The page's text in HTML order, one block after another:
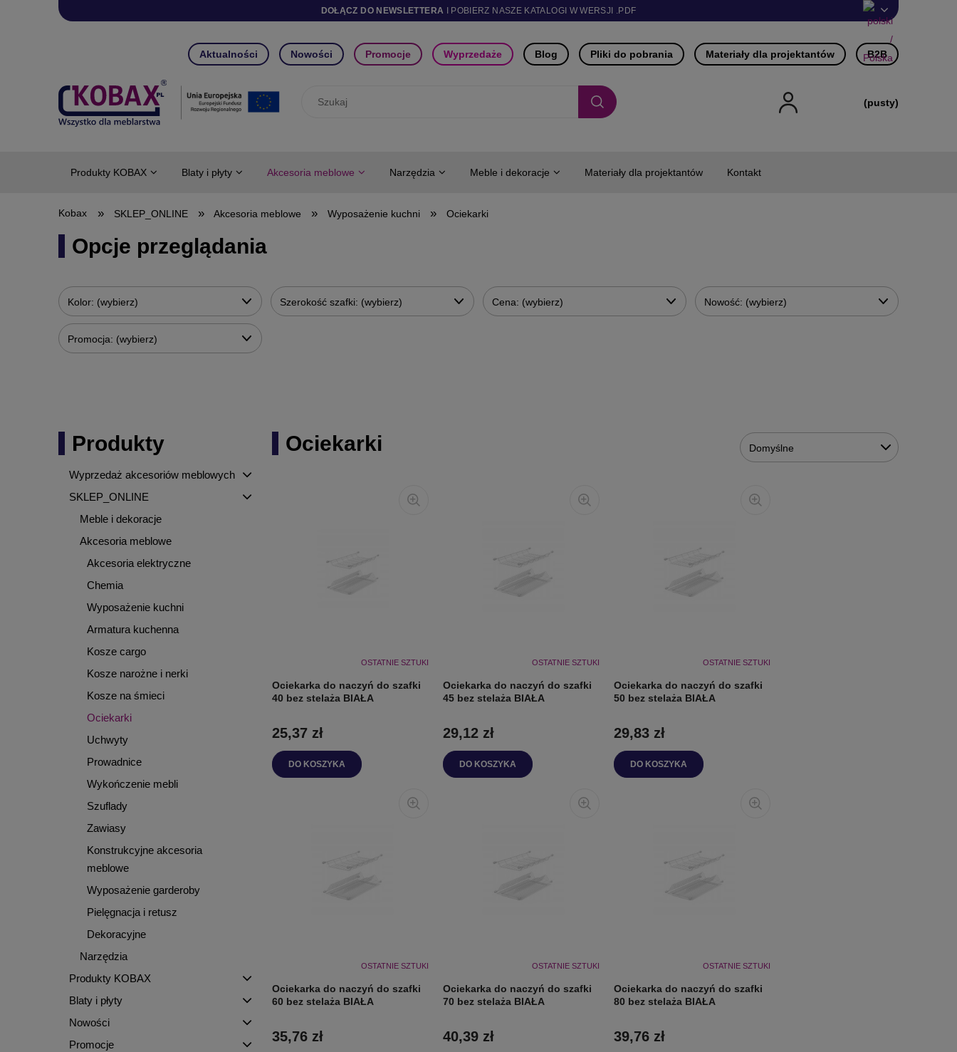
DOŁĄCZ DO NEWSLETTERA I POBIERZ NASZE KATALOGI W WERSJI .PDF
Aktualności Nowości Promocje Wyprzedaże Blog Pliki do pobrania Materiały dla projektantów B2B
(pusty)
Produkty KOBAX Blaty i płyty Akcesoria meblowe Narzędzia Meble i dekoracje Materiały dla projektantów Kontakt
» SKLEP_ONLINE » Akcesoria meblowe » Wyposażenie kuchni » Ociekarki
Opcje przeglądania
Kolor: (wybierz) Szerokość szafki: (wybierz) Cena: (wybierz) Nowość: (wybierz)
Promocja: (wybierz)
Produkty
Wyprzedaż akcesoriów meblowych
SKLEP_ONLINE
Meble i dekoracje
Akcesoria meblowe
Akcesoria elektryczne
Chemia
Wyposażenie kuchni
Armatura kuchenna
Kosze cargo
Kosze narożne i nerki
Kosze na śmieci
Ociekarki
Uchwyty
Prowadnice
Wykończenie mebli
Szuflady
Zawiasy
Konstrukcyjne akcesoria
meblowe
Wyposażenie garderoby
Pielęgnacja i retusz
Dekoracyjne
Narzędzia
Produkty KOBAX
Blaty i płyty
Nowości
Promocje
Ociekarki
OSTATNIE SZTUKI
Ociekarka do naczyń do szafki
40 bez stelaża BIAŁA
25,37 zł
DO KOSZYKA
OSTATNIE SZTUKI
Ociekarka do naczyń do szafki
45 bez stelaża BIAŁA
29,12 zł
DO KOSZYKA
OSTATNIE SZTUKI
Ociekarka do naczyń do szafki
50 bez stelaża BIAŁA
29,83 zł
DO KOSZYKA
OSTATNIE SZTUKI
Ociekarka do naczyń do szafki
60 bez stelaża BIAŁA
35,76 zł
OSTATNIE SZTUKI
Ociekarka do naczyń do szafki
70 bez stelaża BIAŁA
40,39 zł
OSTATNIE SZTUKI
Ociekarka do naczyń do szafki
80 bez stelaża BIAŁA
39,76 zł